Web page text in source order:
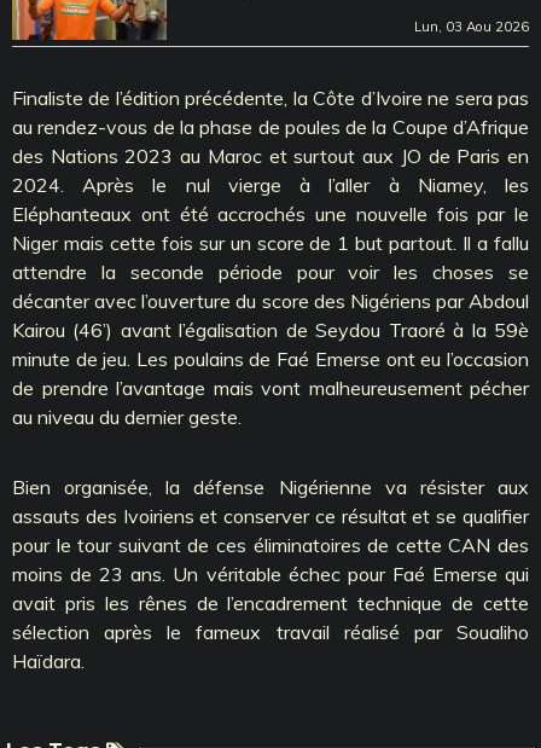
Lun, 03 Aou 2026
Finaliste de l’édition précédente, la Côte d’Ivoire ne sera pas
au rendez-vous de la phase de poules de la Coupe d’Afrique
des Nations 2023 au Maroc et surtout aux JO de Paris en
2024. Après le nul vierge à l’aller à Niamey, les
Eléphanteaux ont été accrochés une nouvelle fois par le
Niger mais cette fois sur un score de 1 but partout. Il a fallu
attendre la seconde période pour voir les choses se
décanter avec l’ouverture du score des Nigériens par Abdoul
Kairou (46’) avant l’égalisation de Seydou Traoré à la 59è
minute de jeu. Les poulains de Faé Emerse ont eu l’occasion
de prendre l’avantage mais vont malheureusement pécher
au niveau du dernier geste.
Bien organisée, la défense Nigérienne va résister aux
assauts des Ivoiriens et conserver ce résultat et se qualifier
pour le tour suivant de ces éliminatoires de cette CAN des
moins de 23 ans. Un véritable échec pour Faé Emerse qui
avait pris les rênes de l’encadrement technique de cette
sélection après le fameux travail réalisé par Soualiho
Haïdara.